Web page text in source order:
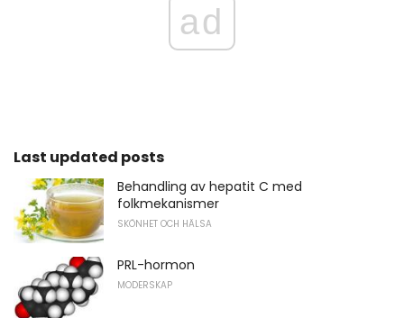
ad
Last updated posts
Behandling av hepatit C med
folkmekanismer
SKÖNHET OCH HÄLSA
PRL-hormon
MODERSKAP